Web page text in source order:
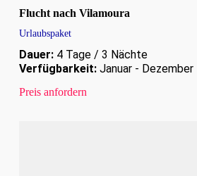
Flucht nach Vilamoura
Urlaubspaket
Dauer:4 Tage / 3 Nächte
Verfügbarkeit:Januar - Dezember
Preis anfordern